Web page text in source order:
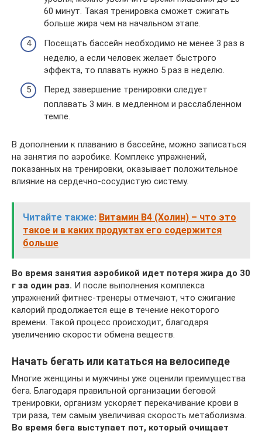
60 минут. Такая тренировка сможет сжигать
больше жира чем на начальном этапе.
Посещать бассейн необходимо не менее 3 раз в
неделю, а если человек желает быстрого
эффекта, то плавать нужно 5 раз в неделю.
Перед завершение тренировки следует
поплавать 3 мин. в медленном и расслабленном
темпе.
В дополнении к плаванию в бассейне, можно записаться
на занятия по аэробике. Комплекс упражнений,
показанных на тренировки, оказывает положительное
влияние на сердечно-сосудистую систему.
Читайте также: Витамин B4 (Холин) – что это
такое и в каких продуктах его содержится
больше
Во время занятия аэробикой идет потеря жира до 30
г за один раз. И после выполнения комплекса
упражнений фитнес-тренеры отмечают, что сжигание
калорий продолжается еще в течение некоторого
времени. Такой процесс происходит, благодаря
увеличению скорости обмена веществ.
Начать бегать или кататься на велосипеде
Многие женщины и мужчины уже оценили преимущества
бега. Благодаря правильной организации беговой
тренировки, организм ускоряет перекачивание крови в
три раза, тем самым увеличивая скорость метаболизма.
Во время бега выступает пот, который очищает